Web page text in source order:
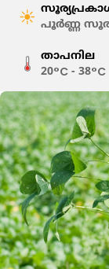
പൂർണ്ണ
താപനില
20°C - 38°C